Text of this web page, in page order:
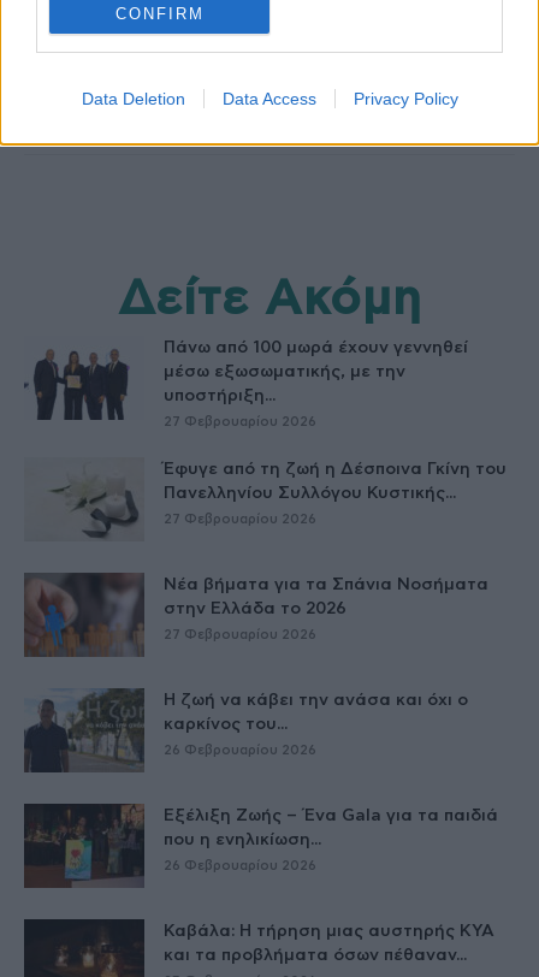
CONFIRM
Data Deletion Data Access Privacy Policy
Δείτε Ακόμη
Πάνω από 100 μωρά έχουν γεννηθεί
μέσω εξωσωματικής, με την
υποστήριξη...
27 Φεβρουαρίου 2026
Έφυγε από τη ζωή η Δέσποινα Γκίνη του
Πανελληνίου Συλλόγου Κυστικής...
27 Φεβρουαρίου 2026
Νέα βήματα για τα Σπάνια Νοσήματα
στην Ελλάδα το 2026
27 Φεβρουαρίου 2026
Η ζωή να κάβει την ανάσα και όχι ο
καρκίνος του...
26 Φεβρουαρίου 2026
Εξέλιξη Ζωής – Ένα Gala για τα παιδιά
που η ενηλικίωση...
26 Φεβρουαρίου 2026
Καβάλα: Η τήρηση μιας αυστηρής ΚΥΑ
και τα προβλήματα όσων πέθαναν...